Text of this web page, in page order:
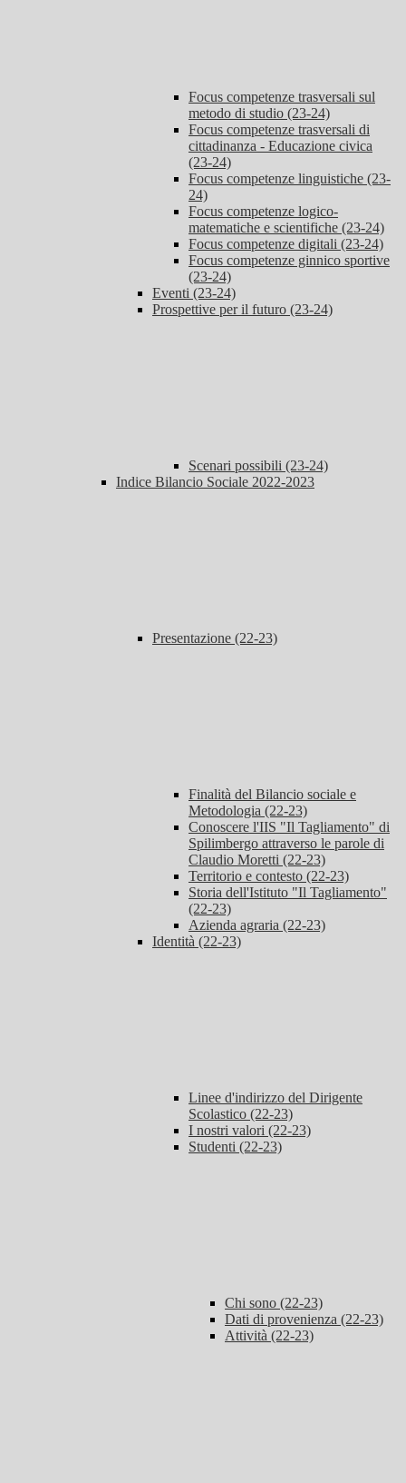
Focus competenze trasversali sul
metodo di studio (23-24)
Focus competenze trasversali di
cittadinanza - Educazione civica
(23-24)
Focus competenze linguistiche (23-
24)
Focus competenze logico-
matematiche e scientifiche (23-24)
Focus competenze digitali (23-24)
Focus competenze ginnico sportive
(23-24)
Eventi (23-24)
Prospettive per il futuro (23-24)
Scenari possibili (23-24)
Indice Bilancio Sociale 2022-2023
Presentazione (22-23)
Finalità del Bilancio sociale e
Metodologia (22-23)
Conoscere l'IIS "Il Tagliamento" di
Spilimbergo attraverso le parole di
Claudio Moretti (22-23)
Territorio e contesto (22-23)
Storia dell'Istituto "Il Tagliamento"
(22-23)
Azienda agraria (22-23)
Identità (22-23)
Linee d'indirizzo del Dirigente
Scolastico (22-23)
I nostri valori (22-23)
Studenti (22-23)
Chi sono (22-23)
Dati di provenienza (22-23)
Attività (22-23)